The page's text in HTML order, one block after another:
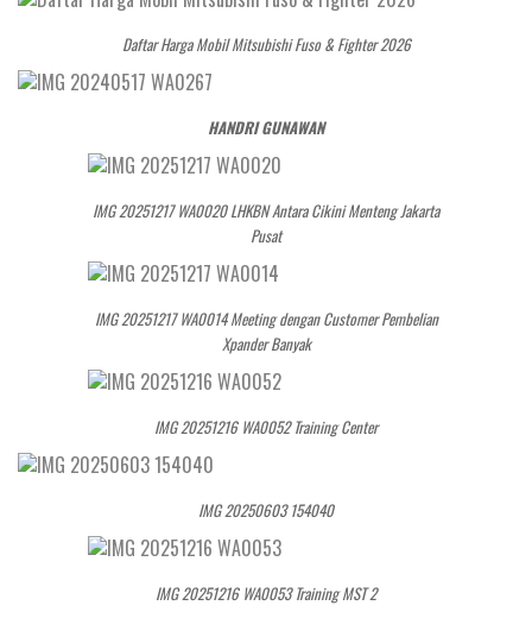
Daftar Harga Mobil Mitsubishi Fuso & Fighter 2026
HANDRI GUNAWAN
IMG 20251217 WA0020 LHKBN Antara Cikini Menteng Jakarta
Pusat
IMG 20251217 WA0014 Meeting dengan Customer Pembelian
Xpander Banyak
IMG 20251216 WA0052 Training Center
IMG 20250603 154040
IMG 20251216 WA0053 Training MST 2